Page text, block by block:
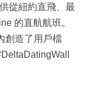
從紐約直飛、最
的直航航班。
創造了用戶檔